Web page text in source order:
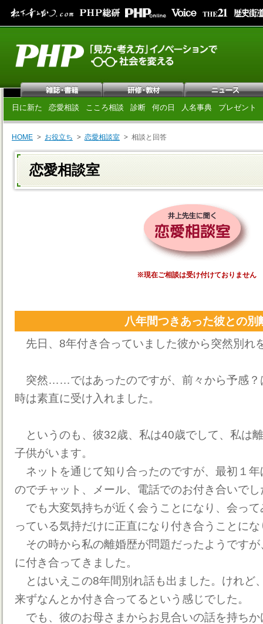
日に新た 恋愛相談 こころ相談 診断 何の日 人名事典 プレゼント
HOME お役立ち 恋愛相談室 相談と回答
恋愛相談室
※現在ご相談は受け付けておりません
八年間つきあった彼との別
先日、8年付き合っていました彼から突然別れ
突然……ではあったのですが、前々から予感？
時は素直に受け入れました。
というのも、彼32歳、私は40歳でして、私は
子供がいます。
ネットを通じて知り合ったのですが、最初１
のでチャット、メール、電話でのお付き合いでし
でも大変気持ちが近く会うことになり、会っ
っている気持だけに正直になり付き合うことに
その時から私の離婚歴が問題だったようです
に付き合ってきました。
とはいえこの8年間別れ話も出ました。けれど
来ずなんとか付き合ってるという感じでした。
でも、彼のお母さまからお見合いの話を持ち